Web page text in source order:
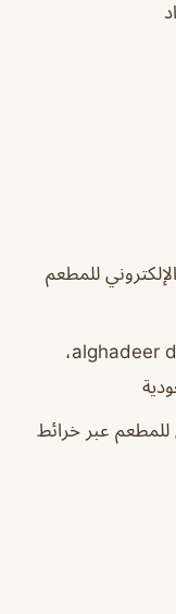
للمطعم
شارع السيل الكبير، alghadeer district،
عبر خرائط